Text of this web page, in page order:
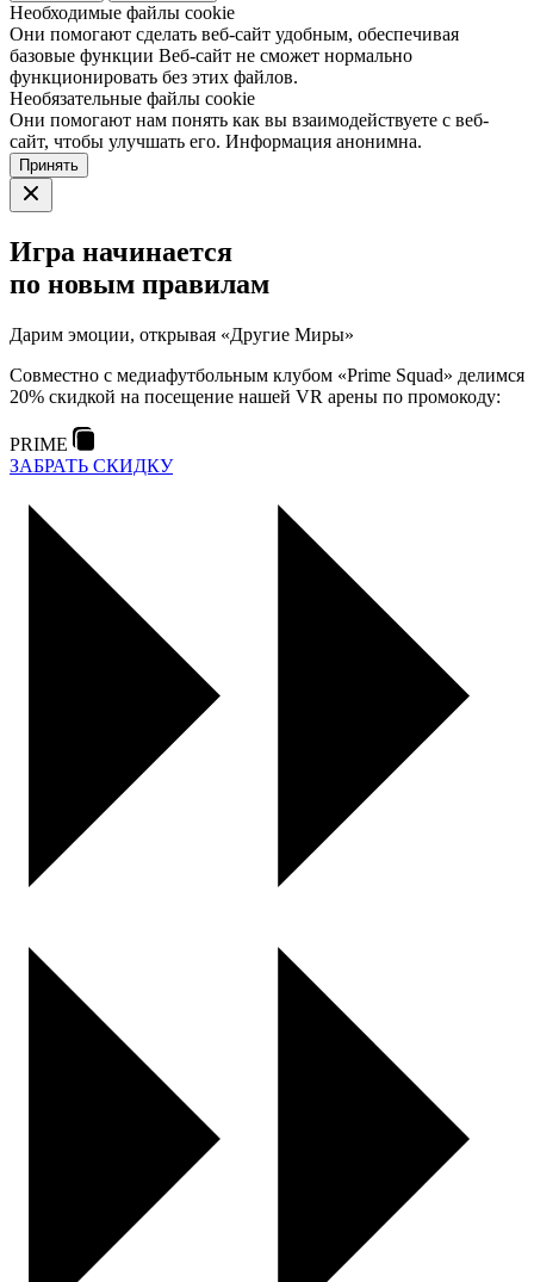
Необходимые файлы cookie
Они помогают сделать веб-сайт удобным, обеспечивая
базовые функции Веб-сайт не сможет нормально
функционировать без этих файлов.
Необязательные файлы cookie
Они помогают нам понять как вы взаимодействуете с веб-
сайт, чтобы улучшать его. Информация анонимна.
Принять
Игра начинается
по новым правилам
Дарим эмоции, открывая «Другие Миры»
Совместно с медиафутбольным клубом «Prime Squad» делимся
20% скидкой на посещение нашей VR арены по промокоду:
PRIME
ЗАБРАТЬ СКИДКУ